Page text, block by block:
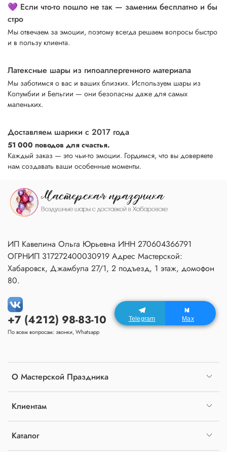
💜 Если что-то пошло не так — заменим бесплатно и бы
стро
Мы отвечаем за эмоции, поэтому всегда решаем вопросы быстро
и в пользу клиента.
Латексные шары из гипоаллергенного материала
Мы заботимся о вас и ваших близких. Используем шары из
Колумбии и Бельгии — они безопасны даже для самых
маленьких.
Доставляем шарики с 2017 года
51 000 поводов для счастья.
Каждый заказ — это чьи-то эмоции. Гордимся, что вы доверяете
нам создавать ваши особенные моменты.
О Мастерской Праздника
Клиентам
Каталог
+7 (4212) 98-83-10
По всем вопросам: звонки, Whatsapp
ИП Кавелина Ольга Юрьевна ИНН 270604366791
ОГРНИП 317272400030919 Адрес Мастерской:
Хабаровск, Джамбула 27/1, 2 подъезд, 1 этаж, домофон
80.
Telegram Max